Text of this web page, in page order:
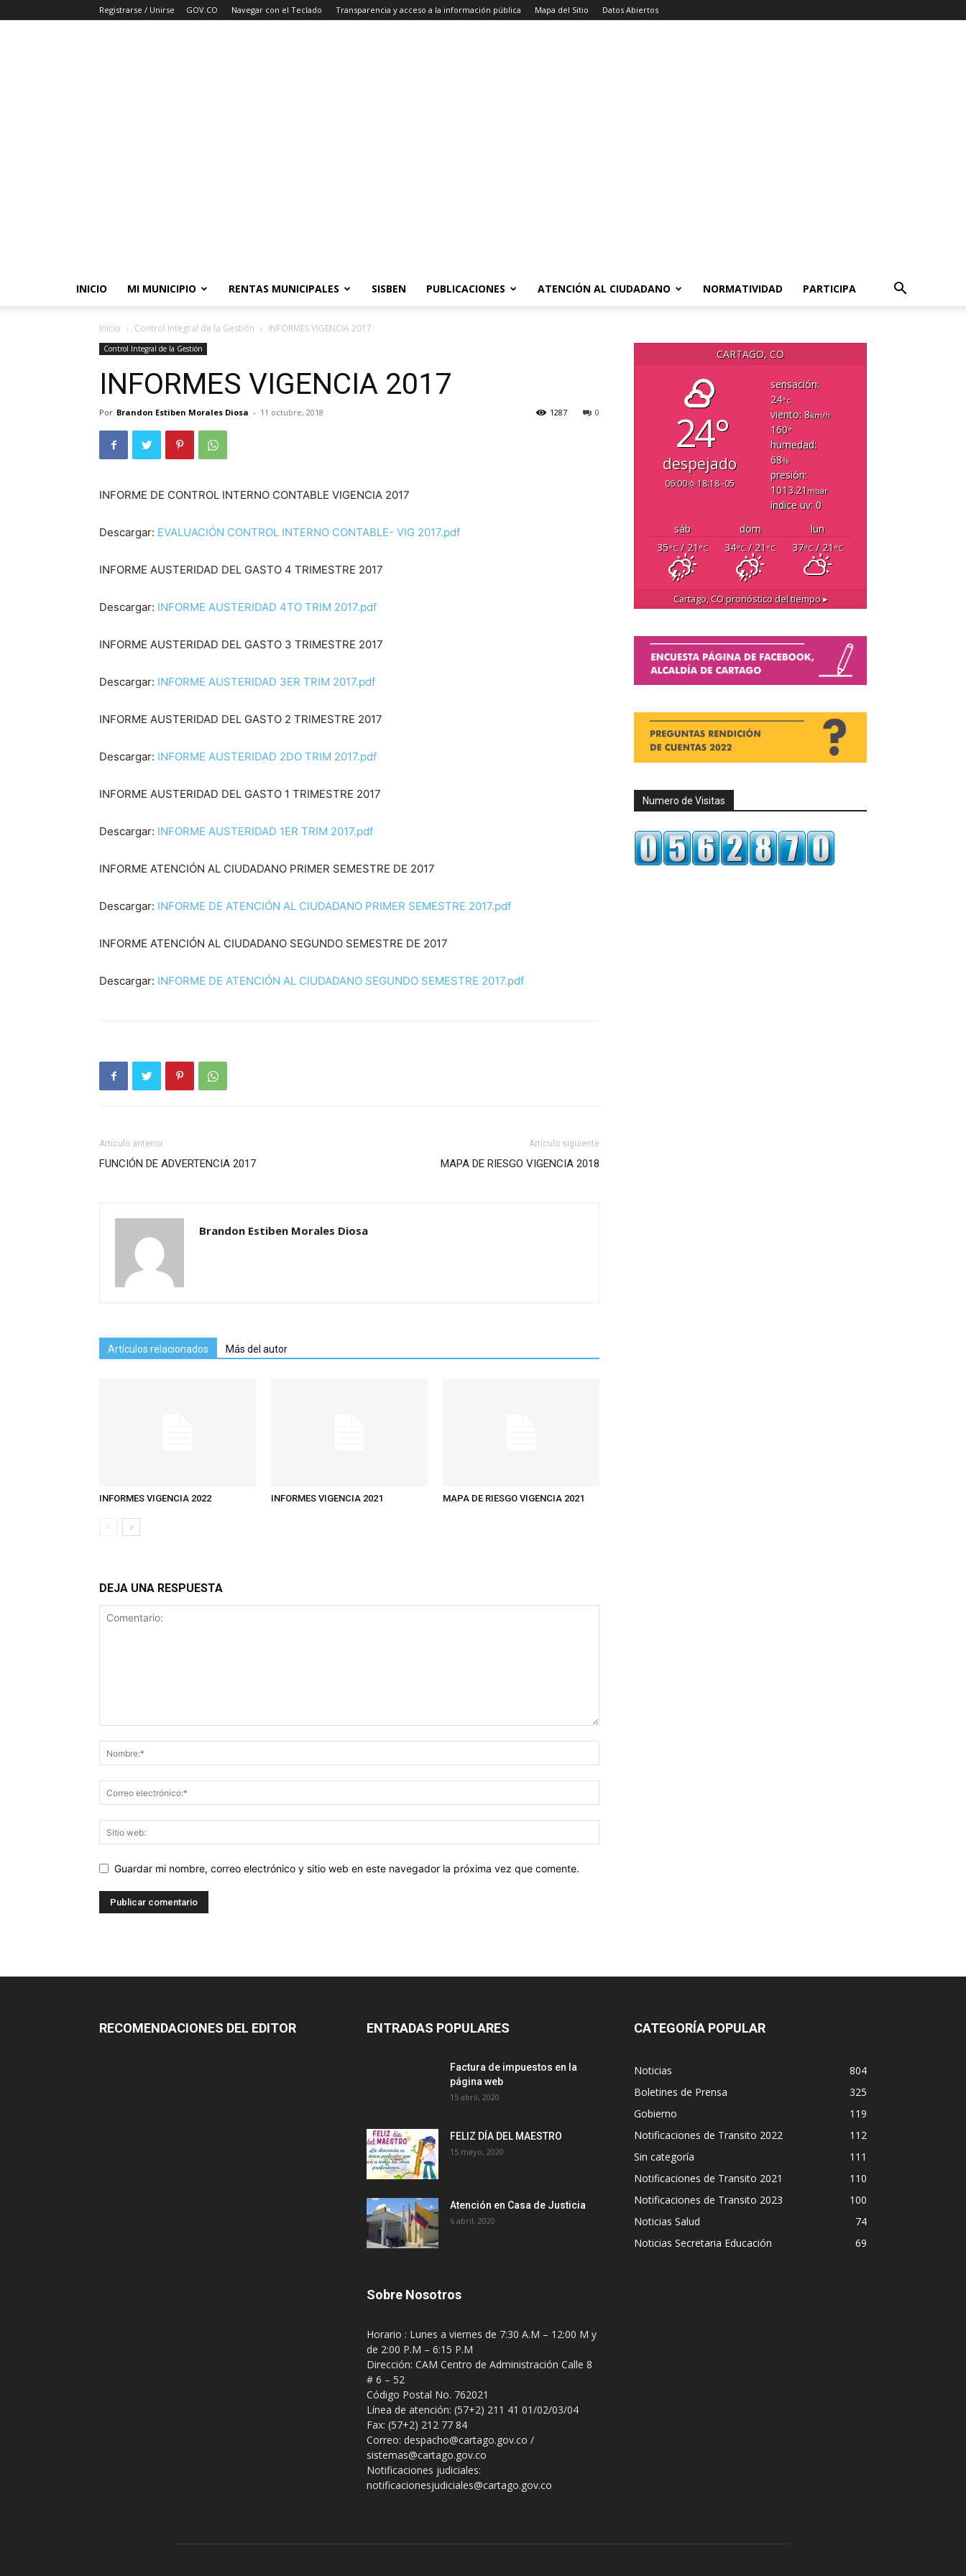
Registrarse / Unirse GOV.CO Navegar con el Teclado Transparencia y acceso a la información pública Mapa del Sitio Datos Abiertos
INICIO MI MUNICIPIO RENTAS MUNICIPALES SISBEN PUBLICACIONES ATENCIÓN AL CIUDADANO NORMATIVIDAD PARTICIPA
Inicio Control Integral de la Gestión INFORMES VIGENCIA 2017
Control Integral de la Gestión
INFORMES VIGENCIA 2017
Por Brandon Estiben Morales Diosa - 11 octubre, 2018 0
1287
INFORME DE CONTROL INTERNO CONTABLE VIGENCIA 2017
Descargar: EVALUACIÓN CONTROL INTERNO CONTABLE- VIG 2017.pdf
INFORME AUSTERIDAD DEL GASTO 4 TRIMESTRE 2017
Descargar: INFORME AUSTERIDAD 4TO TRIM 2017.pdf
INFORME AUSTERIDAD DEL GASTO 3 TRIMESTRE 2017
Descargar: INFORME AUSTERIDAD 3ER TRIM 2017.pdf
INFORME AUSTERIDAD DEL GASTO 2 TRIMESTRE 2017
Descargar: INFORME AUSTERIDAD 2DO TRIM 2017.pdf
INFORME AUSTERIDAD DEL GASTO 1 TRIMESTRE 2017
Descargar: INFORME AUSTERIDAD 1ER TRIM 2017.pdf
INFORME ATENCIÓN AL CIUDADANO PRIMER SEMESTRE DE 2017
Descargar: INFORME DE ATENCIÓN AL CIUDADANO PRIMER SEMESTRE 2017.pdf
INFORME ATENCIÓN AL CIUDADANO SEGUNDO SEMESTRE DE 2017
Descargar: INFORME DE ATENCIÓN AL CIUDADANO SEGUNDO SEMESTRE 2017.pdf
Artículo anterior
FUNCIÓN DE ADVERTENCIA 2017
Artículo siguiente
MAPA DE RIESGO VIGENCIA 2018
Brandon Estiben Morales Diosa
Artículos relacionados Más del autor
INFORMES VIGENCIA 2022 INFORMES VIGENCIA 2021 MAPA DE RIESGO VIGENCIA 2021
DEJA UNA RESPUESTA
Guardar mi nombre, correo electrónico y sitio web en este navegador la próxima vez que comente.
CARTAGO, CO
24°
despejado
06:00 18:18 -05
sensación:
24°c
viento: 8km/h
160°
humedad:
68%
presión:
1013.21 mbar
índice uv: 0
sáb
dom
lun
35°C/ 21 °C 34°C/ 21 °C 37°C/ 21 °C
Cartago, COpronóstico del tiempo ▸
Numero de Visitas
RECOMENDACIONES DEL EDITOR ENTRADAS POPULARES
Factura de impuestos en la
página web
15 abril, 2020
FELIZ DÍA DEL MAESTRO
15 mayo, 2020
Atención en Casa de Justicia
6 abril, 2020
Sobre Nosotros
Horario : Lunes a viernes de 7:30 A.M – 12:00 M y
de 2:00 P.M – 6:15 P.M
Dirección: CAM Centro de Administración Calle 8
# 6 – 52
Código Postal No. 762021
Línea de atención: (57+2) 211 41 01/02/03/04
Fax: (57+2) 212 77 84
Correo: despacho@cartago.gov.co /
sistemas@cartago.gov.co
Notificaciones judiciales:
notificacionesjudiciales@cartago.gov.co
CATEGORÍA POPULAR
Noticias
804
Boletines de Prensa
325
Gobierno
119
Notificaciones de Transito 2022
112
Sin categoría
111
Notificaciones de Transito 2021
110
Notificaciones de Transito 2023
100
Noticias Salud
74
Noticias Secretaria Educación
69